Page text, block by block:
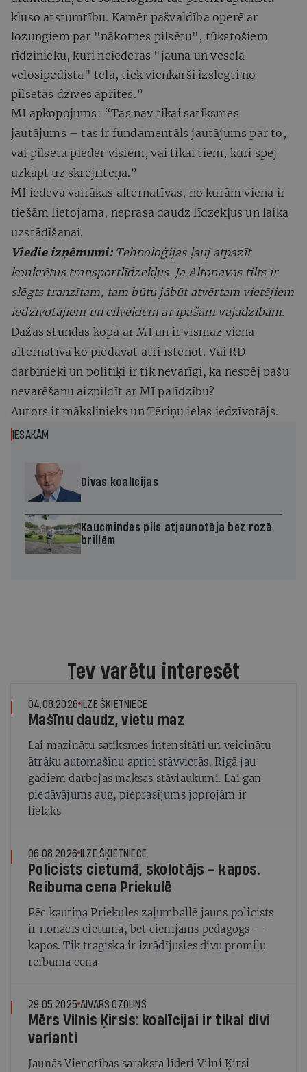
kluso atstumtību. Kamēr pašvaldība operē ar
lozungiem par "nākotnes pilsētu", tūkstošiem
rīdzinieku, kuri neiederas "jauna un vesela
velosipēdista" tēlā, tiek vienkārši izslēgti no
pilsētas dzīves aprites.”
MI apkopojums: “Tas nav tikai satiksmes
jautājums – tas ir fundamentāls jautājums par to,
vai pilsēta pieder visiem, vai tikai tiem, kuri spēj
uzkāpt uz skrejriteņa.”
MI iedeva vairākas alternatīvas, no kurām viena ir
tiešām lietojama, neprasa daudz līdzekļus un laika
uzstādīšanai.
Viedie izņēmumi:Tehnoloģijas ļauj atpazīt
konkrētus transportlīdzekļus. Ja Altonavas tilts ir
slēgts tranzītam, tam būtu jābūt atvērtam vietējiem
iedzīvotājiem un cilvēkiem ar īpašām vajadzībām.
Dažas stundas kopā ar MI un ir vismaz viena
alternatīva ko piedāvāt ātri īstenot. Vai RD
darbinieki un politiķi ir tik nevarīgi, ka nespēj pašu
nevarēšanu aizpildīt ar MI palīdzību?
Autors it mākslinieks un Tēriņu ielas iedzīvotājs.
IESAKĀM
Divas koalīcijas
Kaucmindes pils atjaunotāja bez rozā
brillēm
Tev varētu interesēt
04.08.2026 ILZE ŠĶIETNIECE
Mašīnu daudz, vietu maz
Lai mazinātu satiksmes intensitāti un veicinātu
ātrāku automašīnu apriti stāvvietās, Rīgā jau
gadiem darbojas maksas stāvlaukumi. Lai gan
piedāvājums aug, pieprasījums joprojām ir
lielāks
06.08.2026 ILZE ŠĶIETNIECE
Policists cietumā, skolotājs – kapos.
Reibuma cena Priekulē
Pēc kautiņa Priekules zaļumballē jauns policists
ir nonācis cietumā, bet cienījams pedagogs —
kapos. Tik traģiska ir izrādījusies divu promiļu
reibuma cena
29.05.2025 AIVARS OZOLIŅŠ
Mērs Vilnis Ķirsis: koalīcijai ir tikai divi
varianti
Jaunās Vienotības saraksta līderi Vilni Ķirsi